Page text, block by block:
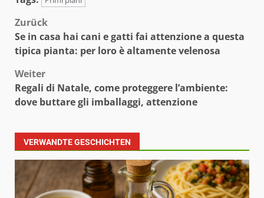
Beitragsnavigation
Zurück
Se in casa hai cani e gatti fai attenzione a questa
tipica pianta: per loro è altamente velenosa
Weiter
Regali di Natale, come proteggere l’ambiente:
dove buttare gli imballaggi, attenzione
VERWANDTE GESCHICHTEN